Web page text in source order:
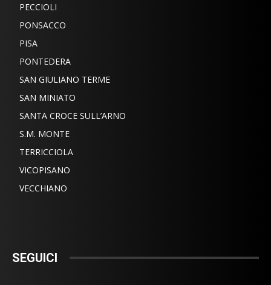
PECCIOLI
PONSACCO
PISA
PONTEDERA
SAN GIULIANO TERME
SAN MINIATO
SANTA CROCE SULL’ARNO
S.M. MONTE
TERRICCIOLA
VICOPISANO
VECCHIANO
SEGUICI